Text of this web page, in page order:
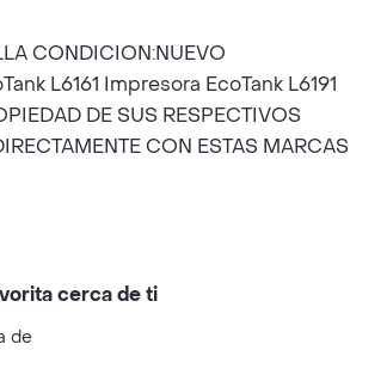
CONDICION:NUEVO
L6161 Impresora EcoTank L6191
DE SUS RESPECTIVOS
CON ESTAS MARCAS
cerca de ti
de